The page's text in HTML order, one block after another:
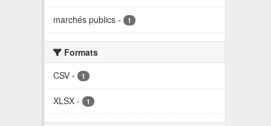
marchés publics - 1
Formats
CSV - 1
XLSX - 1